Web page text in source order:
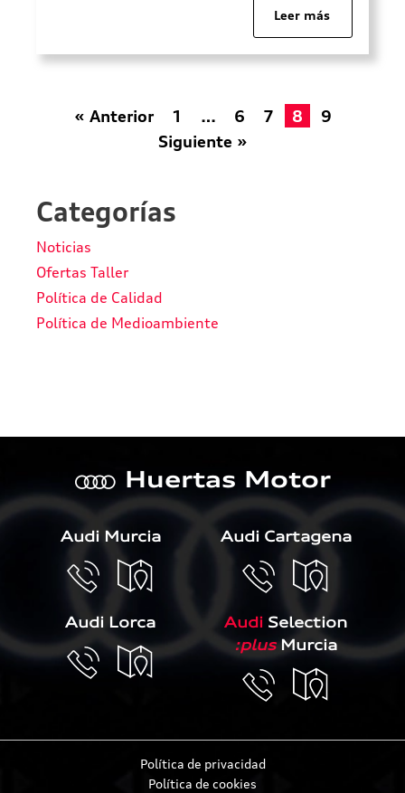
diseño, la tecnología y, en definitiva: la
excelencia. Por eso, las posibilidades
que te ofrecemos en Audi Huertas
Leer más
« Anterior 1 … 6 7 8
9
Siguiente »
Categorías
Noticias
Ofertas Taller
Política de Calidad
Política de Medioambiente
a Huertas Motor
Audi Murcia Audi Cartagena
Audi Lorca Audi Selection
:plusMurcia
Política de privacidad
Política de cookies